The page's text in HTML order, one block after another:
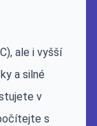
ale i vyšší
a silné
v
s